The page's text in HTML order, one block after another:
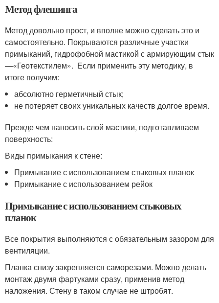
Метод флешинга
Метод довольно прост, и вполне можно сделать это и
самостоятельно. Покрываются различные участки
примыканий, гидрофобной мастикой с армирующим стык
—«Геотекстилем». Если применить эту методику, в
итоге получим:
абсолютно герметичный стык;
не потеряет своих уникальных качеств долгое время.
Прежде чем наносить слой мастики, подготавливаем
поверхность:
Виды примыкания к стене:
Примыкание с использованием стыковых планок
Примыкание с использованием рейок
Примыкание с использованием стыковых
планок
Все покрытия выполняются с обязательным зазором для
вентиляции.
Планка снизу закрепляется саморезами. Можно делать
монтаж двумя фартуками сразу, применив метод
наложения. Стену в таком случае не штробят.